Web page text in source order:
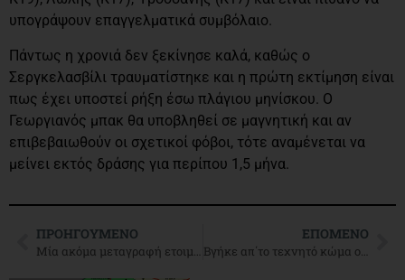
υπογράψουν επαγγελματικά συμβόλαιο.
Πάντως η χρονιά δεν ξεκίνησε καλά, καθώς ο
Σεργκελασβίλι τραυματίστηκε και η πρώτη εκτίμηση είναι
πως έχει υποστεί ρήξη έσω πλάγιου μηνίσκου. Ο
Γεωργιανός μπακ θα υποβληθεί σε μαγνητική και αν
επιβεβαιωθούν οι σχετικοί φόβοι, τότε αναμένεται να
μείνει εκτός δράσης για περίπου 1,5 μήνα.
ΠΡΟΗΓΟΎΜΕΝΟ
Μία ακόμα μεταγραφή ετοιμάζεται να ολοκληρώσει ο ΠΑΣ Γιάννινα
ΕΠΌΜΕΝΟ
Βγήκε απ΄το τεχνητό κώμα ο Όγκνιεν Κούζμιτς